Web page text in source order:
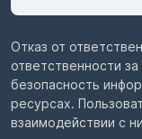
Отказ от
ответственности
безопасность
ресурсах.
взаимодействии с